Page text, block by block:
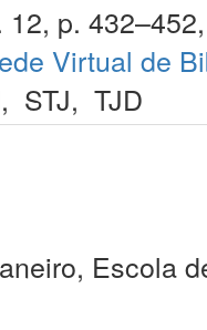
p.
Virtual de
, STJ, TJD
Escola